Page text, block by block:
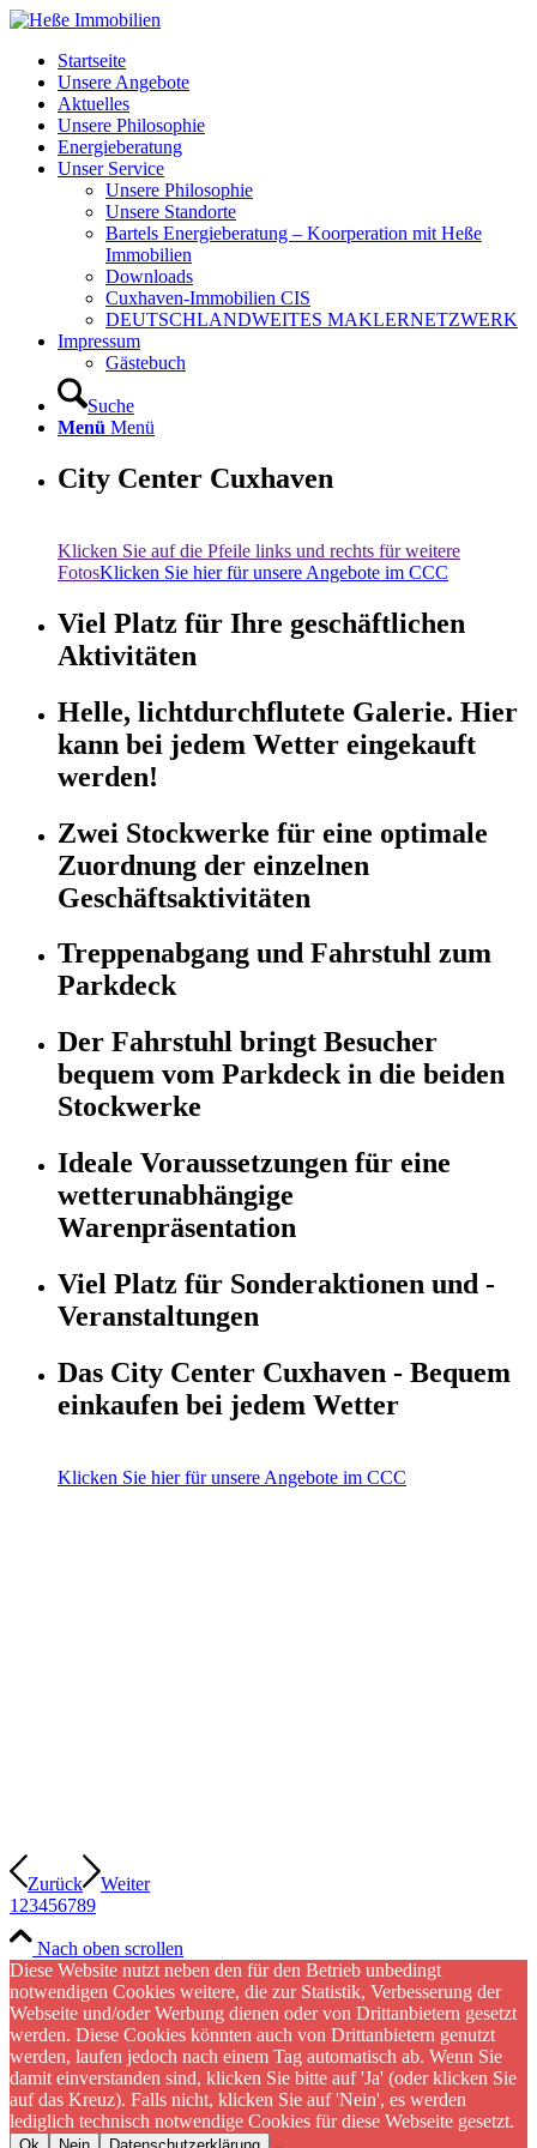
Startseite
Unsere Angebote
Aktuelles
Unsere Philosophie
Energieberatung
Unser Service
Unsere Philosophie
Unsere Standorte
Bartels Energieberatung – Koorperation mit Heße
Immobilien
Downloads
Cuxhaven-Immobilien CIS
DEUTSCHLANDWEITES MAKLERNETZWERK
Impressum
Gästebuch
Suche
Menü Menü
City Center Cuxhaven
Klicken Sie auf die Pfeile links und rechts für weitere
FotosKlicken Sie hier für unsere Angebote im CCC
Viel Platz für Ihre geschäftlichen
Aktivitäten
Helle, lichtdurchflutete Galerie. Hier
kann bei jedem Wetter eingekauft
werden!
Zwei Stockwerke für eine optimale
Zuordnung der einzelnen
Geschäftsaktivitäten
Treppenabgang und Fahrstuhl zum
Parkdeck
Der Fahrstuhl bringt Besucher
bequem vom Parkdeck in die beiden
Stockwerke
Ideale Voraussetzungen für eine
wetterunabhängige
Warenpräsentation
Viel Platz für Sonderaktionen und -
Veranstaltungen
Das City Center Cuxhaven - Bequem
einkaufen bei jedem Wetter
Klicken Sie hier für unsere Angebote im CCC
Zurück
Weiter
1 23456789
Nach oben scrollen
Diese Website nutzt neben den für den Betrieb unbedingt
notwendigen Cookies weitere, die zur Statistik, Verbesserung der
Webseite und/oder Werbung dienen oder von Drittanbietern gesetzt
werden. Diese Cookies könnten auch von Drittanbietern genutzt
werden, laufen jedoch nach einem Tag automatisch ab. Wenn Sie
damit einverstanden sind, klicken Sie bitte auf 'Ja' (oder klicken Sie
auf das Kreuz). Falls nicht, klicken Sie auf 'Nein', es werden
lediglich technisch notwendige Cookies für diese Webseite gesetzt.